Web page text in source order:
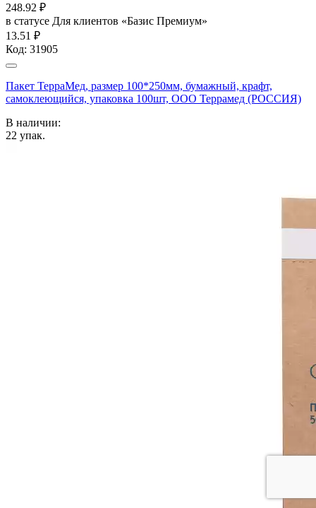
248.92 ₽
в статусе Для клиентов «Базис Премиум»
13.51 ₽
Код: 31905
Пакет ТерраМед, размер 100*250мм, бумажный, крафт,
самоклеющийся, упаковка 100шт, ООО Террамед (РОССИЯ)
В наличии:
22 упак.